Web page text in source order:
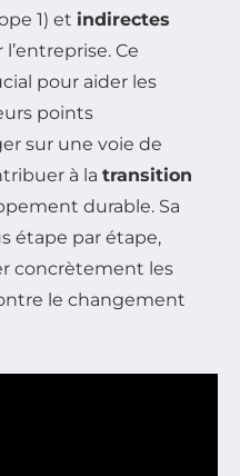
1) et indirectes
Ce
pour aider les
points
sur une voie de
à la transition
durable. Sa
étape par étape,
concrètement les
le changement